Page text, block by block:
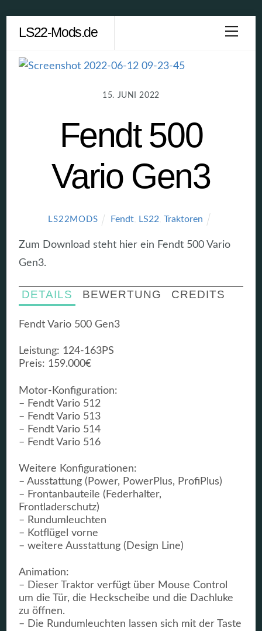
content
LS22-Mods.de
15. JUNI 2022
Fendt 500
Vario Gen3
LS22MODS Fendt, LS22 Traktoren
Zum Download steht hier ein Fendt 500 Vario
Gen3.
DETAILS BEWERTUNG CREDITS
Fendt Vario 500 Gen3
Leistung: 124-163PS
Preis: 159.000€
Motor-Konfiguration:
– Fendt Vario 512
– Fendt Vario 513
– Fendt Vario 514
– Fendt Vario 516
Weitere Konfigurationen:
– Ausstattung (Power, PowerPlus, ProfiPlus)
– Frontanbauteile (Federhalter,
Frontladerschutz)
– Rundumleuchten
– Kotflügel vorne
– weitere Ausstattung (Design Line)
Animation:
– Dieser Traktor verfügt über Mouse Control
um die Tür, die Heckscheibe und die Dachluke
zu öffnen.
– Die Rundumleuchten lassen sich mit der Taste